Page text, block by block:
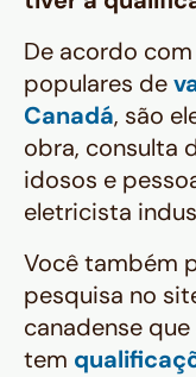
De acordo
populares de
Canadá, são
obra, consulta
idosos e
eletricista
Você também
pesquisa no
canadense
tem